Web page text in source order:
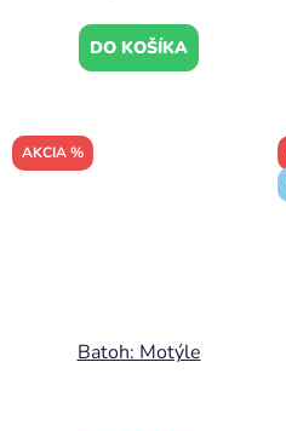
DO KOŠÍKA
AKCIA %
Batoh: Motýle